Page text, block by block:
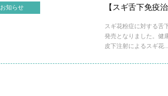
お知らせ 【スギ舌下免疫
スギ花粉症に対する舌
発売となりました。健
皮下注射によるスギ花...